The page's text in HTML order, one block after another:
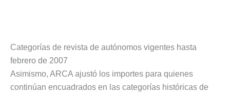
Categorías de revista de autónomos vigentes hasta
febrero de 2007
Asimismo, ARCA ajustó los importes para quienes
continúan encuadrados en las categorías históricas de